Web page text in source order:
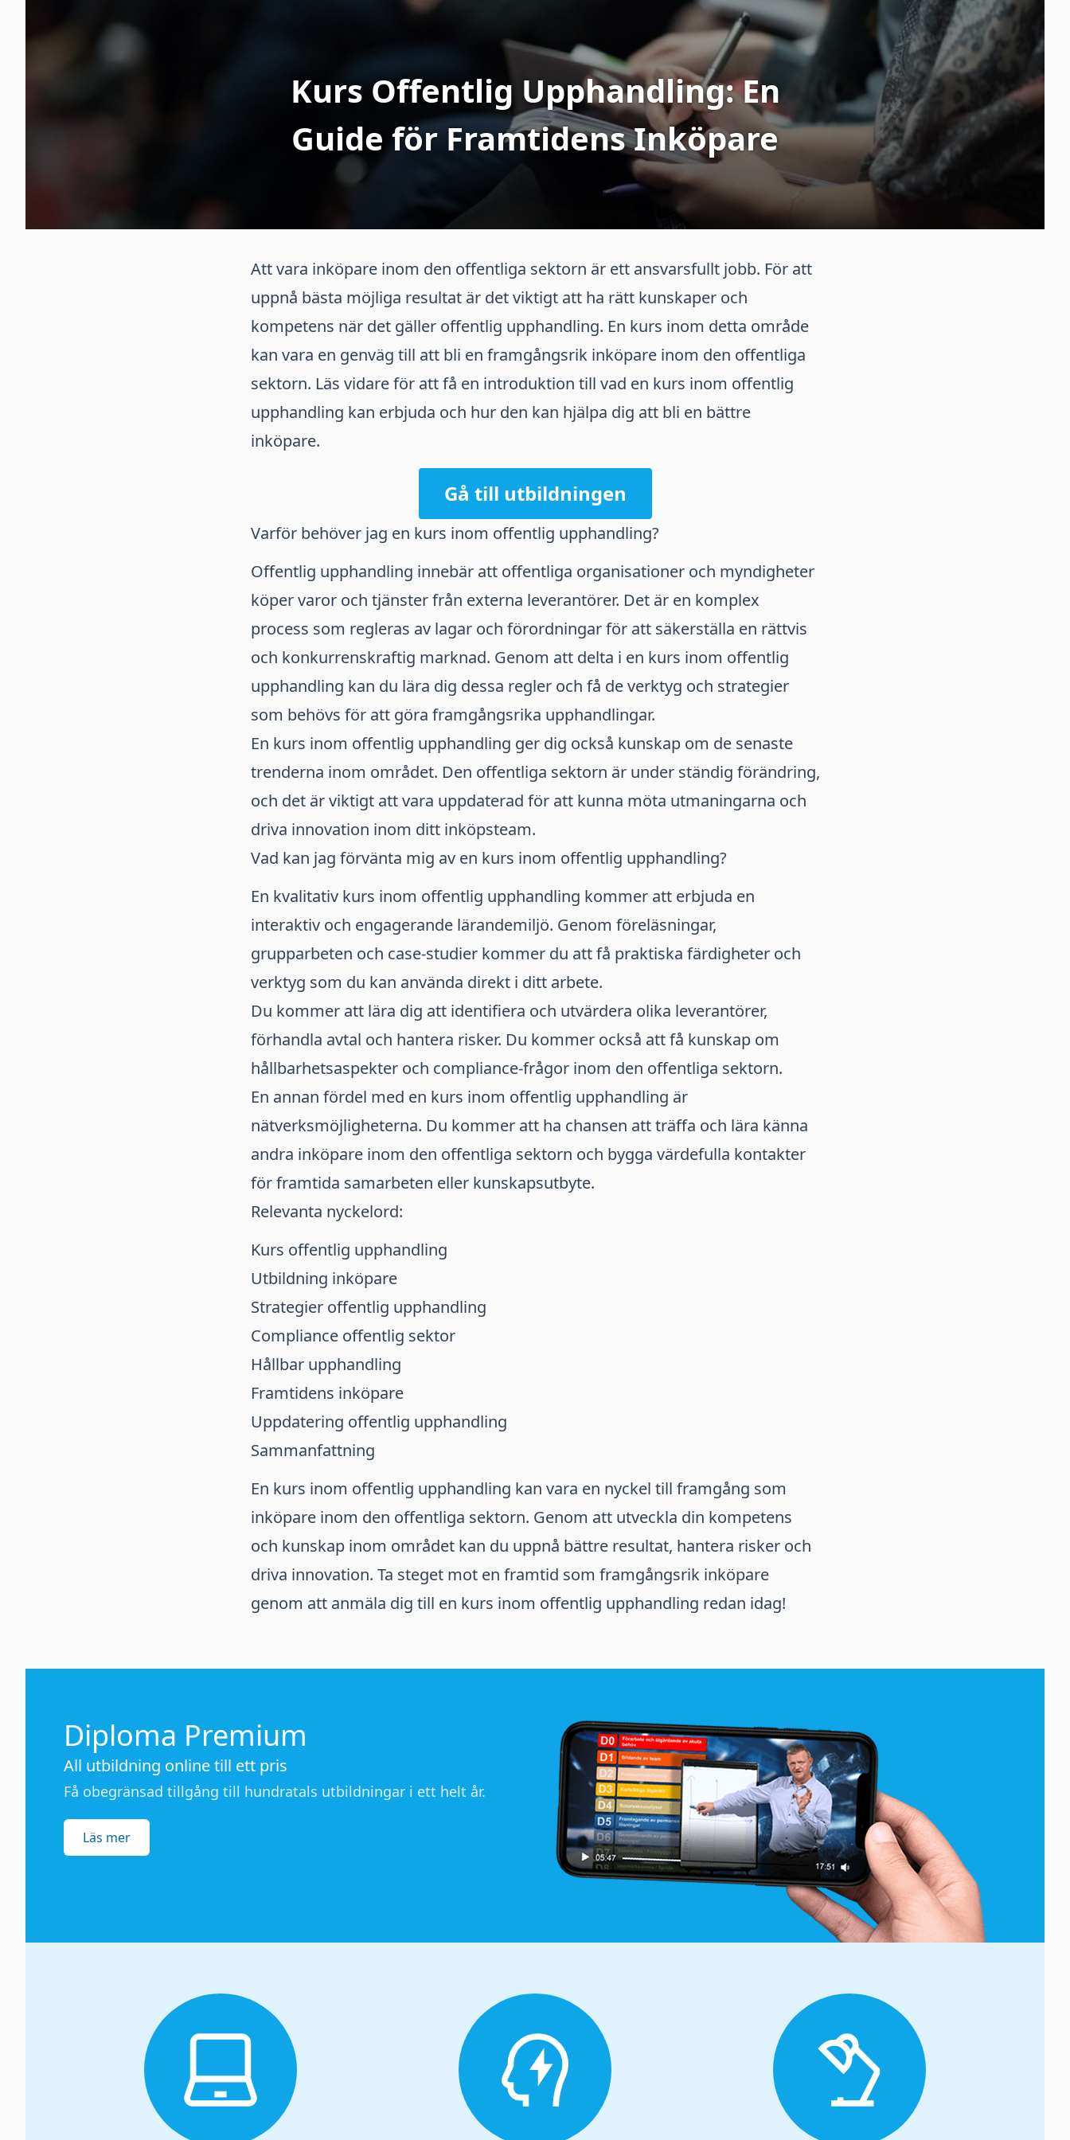
Kurs Offentlig Upphandling: En
Guide för Framtidens Inköpare
Att vara inköpare inom den offentliga sektorn är ett ansvarsfullt jobb. För att
uppnå bästa möjliga resultat är det viktigt att ha rätt kunskaper och
kompetens när det gäller offentlig upphandling. En kurs inom detta område
kan vara en genväg till att bli en framgångsrik inköpare inom den offentliga
sektorn. Läs vidare för att få en introduktion till vad en kurs inom offentlig
upphandling kan erbjuda och hur den kan hjälpa dig att bli en bättre
inköpare.
Gå till utbildningen
Varför behöver jag en kurs inom offentlig upphandling?
Offentlig upphandling innebär att offentliga organisationer och myndigheter
köper varor och tjänster från externa leverantörer. Det är en komplex
process som regleras av lagar och förordningar för att säkerställa en rättvis
och konkurrenskraftig marknad. Genom att delta i en kurs inom offentlig
upphandling kan du lära dig dessa regler och få de verktyg och strategier
som behövs för att göra framgångsrika upphandlingar.
En kurs inom offentlig upphandling ger dig också kunskap om de senaste
trenderna inom området. Den offentliga sektorn är under ständig förändring,
och det är viktigt att vara uppdaterad för att kunna möta utmaningarna och
driva innovation inom ditt inköpsteam.
Vad kan jag förvänta mig av en kurs inom offentlig upphandling?
En kvalitativ kurs inom offentlig upphandling kommer att erbjuda en
interaktiv och engagerande lärandemiljö. Genom föreläsningar,
grupparbeten och case-studier kommer du att få praktiska färdigheter och
verktyg som du kan använda direkt i ditt arbete.
Du kommer att lära dig att identifiera och utvärdera olika leverantörer,
förhandla avtal och hantera risker. Du kommer också att få kunskap om
hållbarhetsaspekter och compliance-frågor inom den offentliga sektorn.
En annan fördel med en kurs inom offentlig upphandling är
nätverksmöjligheterna. Du kommer att ha chansen att träffa och lära känna
andra inköpare inom den offentliga sektorn och bygga värdefulla kontakter
för framtida samarbeten eller kunskapsutbyte.
Relevanta nyckelord:
Kurs offentlig upphandling
Utbildning inköpare
Strategier offentlig upphandling
Compliance offentlig sektor
Hållbar upphandling
Framtidens inköpare
Uppdatering offentlig upphandling
Sammanfattning
En kurs inom offentlig upphandling kan vara en nyckel till framgång som
inköpare inom den offentliga sektorn. Genom att utveckla din kompetens
och kunskap inom området kan du uppnå bättre resultat, hantera risker och
driva innovation. Ta steget mot en framtid som framgångsrik inköpare
genom att anmäla dig till en kurs inom offentlig upphandling redan idag!
Diploma Premium
All utbildning online till ett pris
Få obegränsad tillgång till hundratals utbildningar i ett helt år.
Läs mer